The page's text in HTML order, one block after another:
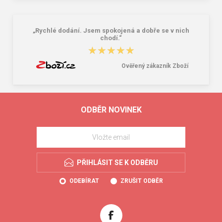
„Rychlé dodání. Jsem spokojená a dobře se v nich
chodí.“
★★★★★
★★★★★
Ověřený zákazník Zboží
ODBĚR NOVINEK
PŘIHLÁSIT SE K ODBĚRU
ODEBÍRAT ZRUŠIT ODBĚR